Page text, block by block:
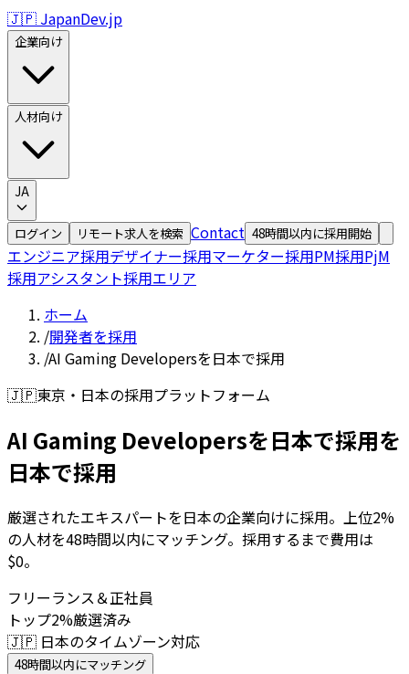
🇯🇵 JapanDev.jp
企業向け
人材向け
JA
ログイン リモート求人を検索 Contact 48時間以内に採用開始
エンジニア採用デザイナー採用マーケター採用PM採用PjM
採用アシスタント採用エリア
ホーム
/開発者を採用
/AI Gaming Developersを日本で採用
🇯🇵東京・日本の採用プラットフォーム
AI Gaming Developersを日本で採用を
日本で採用
厳選されたエキスパートを日本の企業向けに採用。上位2%
の人材を48時間以内にマッチング。採用するまで費用は
$0。
フリーランス＆正社員
トップ2%厳選済み
🇯🇵 日本のタイムゾーン対応
48時間以内にマッチング